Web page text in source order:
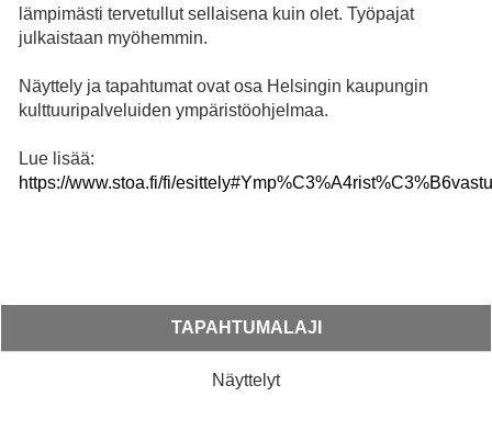
lämpimästi tervetullut sellaisena kuin olet. Työpajat
julkaistaan myöhemmin.
Näyttely ja tapahtumat ovat osa Helsingin kaupungin
kulttuuripalveluiden ympäristöohjelmaa.
Lue lisää:
https://www.stoa.fi/fi/
TAPAHTUMALAJI
Näyttelyt